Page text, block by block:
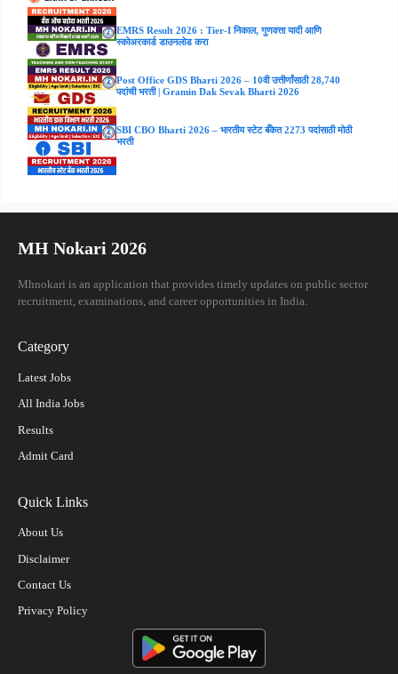
EMRS Result 2026 : Tier-I निकाल, गुणवत्ता यादी आणि
स्कोअरकार्ड डाउनलोड करा
Post Office GDS Bharti 2026 – 10वी उत्तीर्णांसाठी 28,740
पदांची भरती | Gramin Dak Sevak Bharti 2026
SBI CBO Bharti 2026 – भारतीय स्टेट बँकेत 2273 पदांसाठी मोठी
भरती
MH Nokari 2026
Mhnokari is an application that provides timely updates on public sector
recruitment, examinations, and career opportunities in India.
Category
Latest Jobs
All India Jobs
Results
Admit Card
Quick Links
About Us
Disclaimer
Contact Us
Privacy Policy